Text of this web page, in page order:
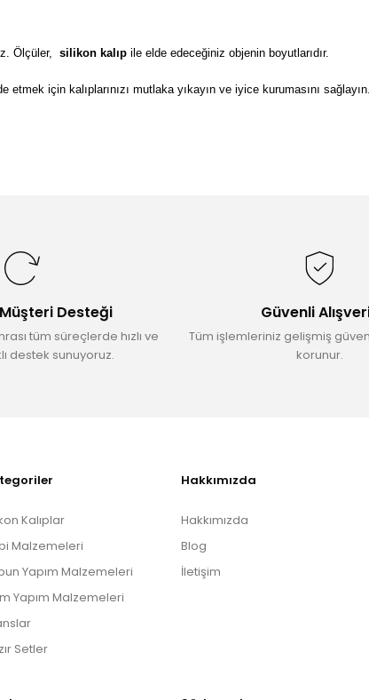
Ölçüler, silikon kalıp ile elde edeceğiniz objenin boyutlarıdır.
için kalıplarınızı mutlaka yıkayın ve iyice kurumasını sağlayın.
Desteği
tüm süreçlerde hızlı ve
destek sunuyoruz.
Güvenli
Tüm işlemleriniz gelişmiş
korunur.
Kalıplar
Malzemeleri
Yapım Malzemeleri
Yapım Malzemeleri
Setler
Hakkımızda
Hakkımızda
Blog
İletişim